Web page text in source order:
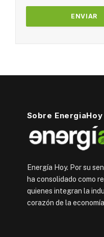
Sobre EnergiaHoy
Energía Hoy. Por su
ha consolidado como
quienes integran la
corazón de la